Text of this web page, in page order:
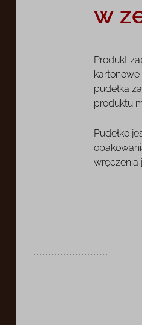
w
Produkt
pudełka
produktu
Pudełko
wręczenia